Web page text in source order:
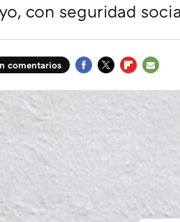
con seguridad
comentarios